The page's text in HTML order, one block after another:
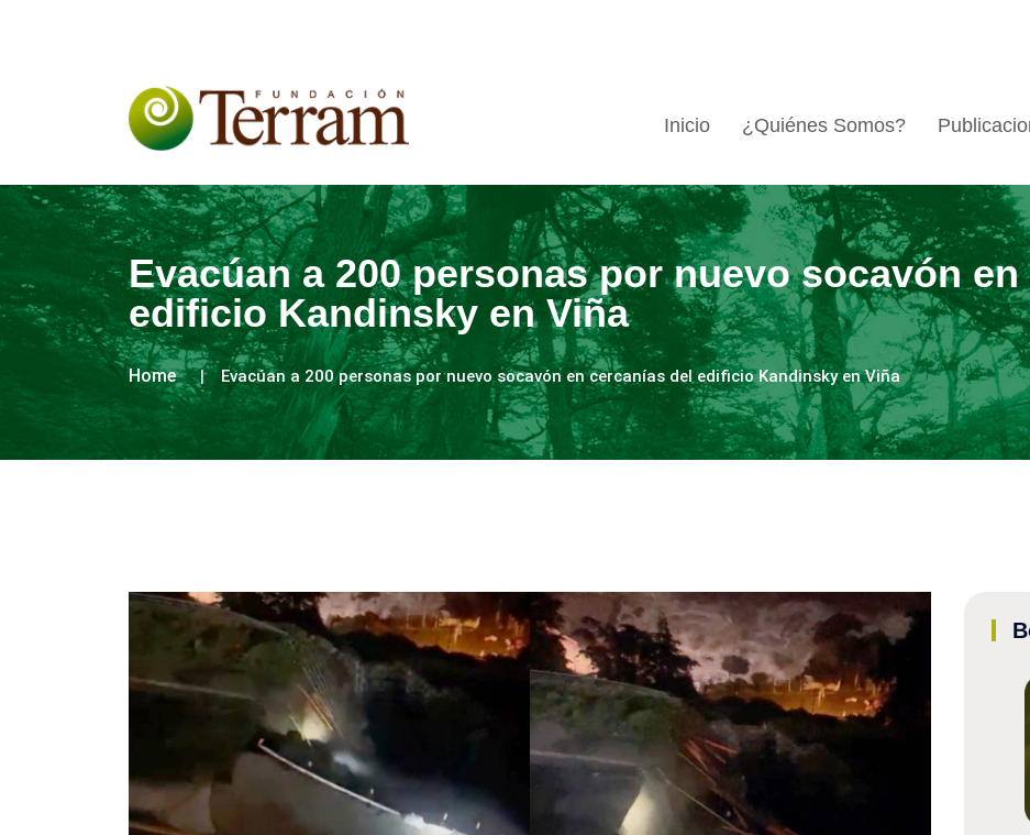
Inicio ¿Quiénes Somos?
Evacúan a 200 personas por nuevo socavón
edificio Kandinsky en Viña
Home Evacúan a 200 personas por nuevo socavón en cercanías del edificio Kandinsky en Viña